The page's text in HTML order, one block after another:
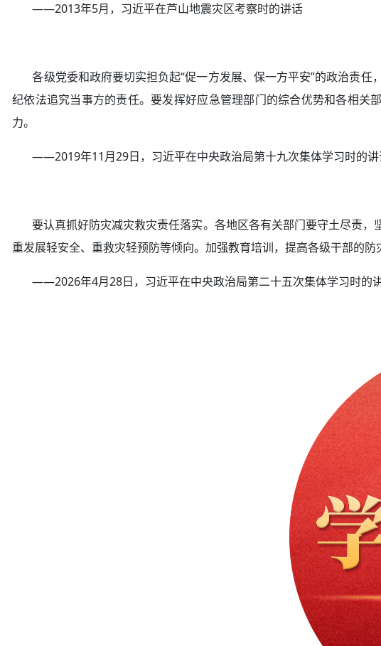
——2013年5月，习近平在芦山地震灾区考察时的讲话
各级党委和政府要切实担负起“促一方发展、保一方平安”的政治责任
纪依法追究当事方的责任。要发挥好应急管理部门的综合优势和各相关
力。
——2019年11月29日，习近平在中央政治局第十九次集体学习时的讲
要认真抓好防灾减灾救灾责任落实。各地区各有关部门要守土尽责，
重发展轻安全、重救灾轻预防等倾向。加强教育培训，提高各级干部的防
——2026年4月28日，习近平在中央政治局第二十五次集体学习时的